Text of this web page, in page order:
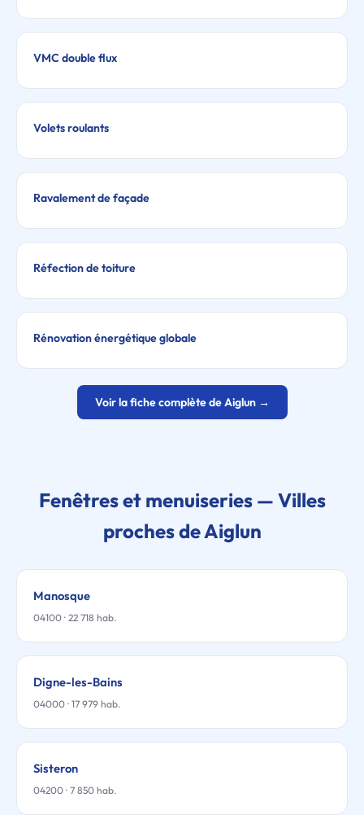
VMC double flux
Volets roulants
Ravalement de façade
Réfection de toiture
Rénovation énergétique globale
Voir la fiche complète de Aiglun →
Fenêtres et menuiseries — Villes
proches de Aiglun
Manosque
04100 · 22 718 hab.
Digne-les-Bains
04000 · 17 979 hab.
Sisteron
04200 · 7 850 hab.